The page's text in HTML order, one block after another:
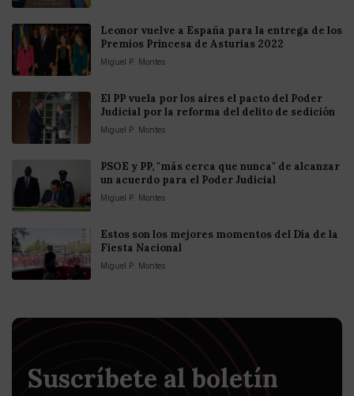
Leonor vuelve a España para la entrega de los
Premios Princesa de Asturias 2022
Miguel P. Montes
El PP vuela por los aires el pacto del Poder
Judicial por la reforma del delito de sedición
Miguel P. Montes
PSOE y PP, "más cerca que nunca" de alcanzar
un acuerdo para el Poder Judicial
Miguel P. Montes
Estos son los mejores momentos del Día de la
Fiesta Nacional
Miguel P. Montes
Suscríbete al boletín